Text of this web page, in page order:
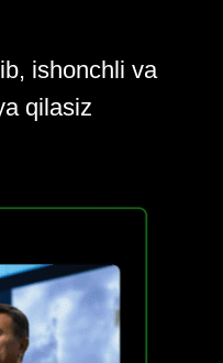
ishonchli va
qilasiz